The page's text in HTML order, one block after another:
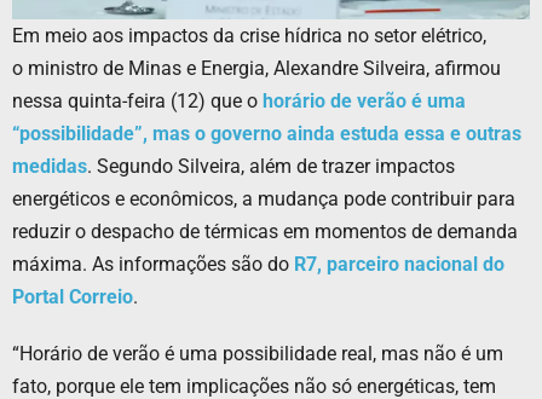
Em meio aos impactos da crise hídrica no setor elétrico,
o ministro de Minas e Energia, Alexandre Silveira, afirmou
nessa quinta-feira (12) que o horário de verão é uma
“possibilidade”, mas o governo ainda estuda essa e outras
medidas. Segundo Silveira, além de trazer impactos
energéticos e econômicos, a mudança pode contribuir para
reduzir o despacho de térmicas em momentos de demanda
máxima. As informações são do R7, parceiro nacional do
Portal Correio.
“Horário de verão é uma possibilidade real, mas não é um
fato, porque ele tem implicações não só energéticas, tem